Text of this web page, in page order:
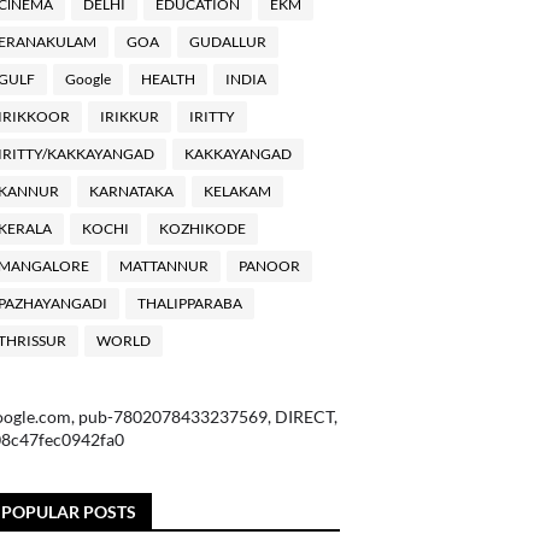
DELHI EDUCATION EKM
GOA GUDALLUR
Google HEALTH INDIA
IRIKKUR IRITTY
KAKKAYANGAD KAKKAYANGAD
KARNATAKA KELAKAM
KOCHI KOZHIKODE
MATTANNUR PANOOR
THALIPPARABA
WORLD
pub-7802078433237569, DIRECT,
POPULAR POSTS